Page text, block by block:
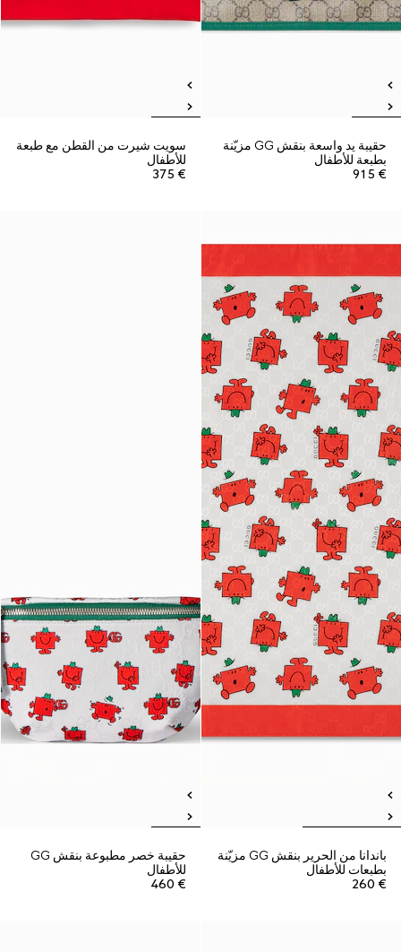
حقيبة يد واسعة بنقش GG مزيّنة
بطبعة للأطفال
€ 915
سويت شيرت من القطن مع طبعة
للأطفال
€ 375
باندانا من الحرير بنقش GG مزيّنة
بطبعات للأطفال
€ 260
حقيبة خصر مطبوعة بنقش GG
للأطفال
€ 460